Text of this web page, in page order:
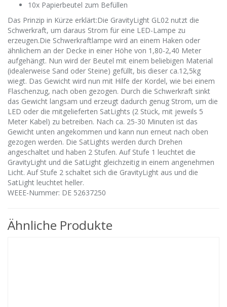
10x Papierbeutel zum Befüllen
Das Prinzip in Kürze erklärt:Die GravityLight GL02 nutzt die
Schwerkraft, um daraus Strom für eine LED-Lampe zu
erzeugen.Die Schwerkraftlampe wird an einem Haken oder
ähnlichem an der Decke in einer Höhe von 1,80-2,40 Meter
aufgehängt. Nun wird der Beutel mit einem beliebigen Material
(idealerweise Sand oder Steine) gefüllt, bis dieser ca.12,5kg
wiegt. Das Gewicht wird nun mit Hilfe der Kordel, wie bei einem
Flaschenzug, nach oben gezogen. Durch die Schwerkraft sinkt
das Gewicht langsam und erzeugt dadurch genug Strom, um die
LED oder die mitgelieferten SatLights (2 Stück, mit jeweils 5
Meter Kabel) zu betreiben. Nach ca. 25-30 Minuten ist das
Gewicht unten angekommen und kann nun erneut nach oben
gezogen werden. Die SatLights werden durch Drehen
angeschaltet und haben 2 Stufen. Auf Stufe 1 leuchtet die
GravityLight und die SatLight gleichzeitig in einem angenehmen
Licht. Auf Stufe 2 schaltet sich die GravityLight aus und die
SatLight leuchtet heller.
WEEE-Nummer: DE 52637250
Ähnliche Produkte